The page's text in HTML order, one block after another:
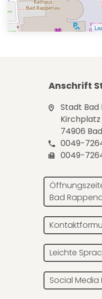
Anschrift
Stadt Bad
74906
0049-
0049-
Bad
Leichte
Social Media